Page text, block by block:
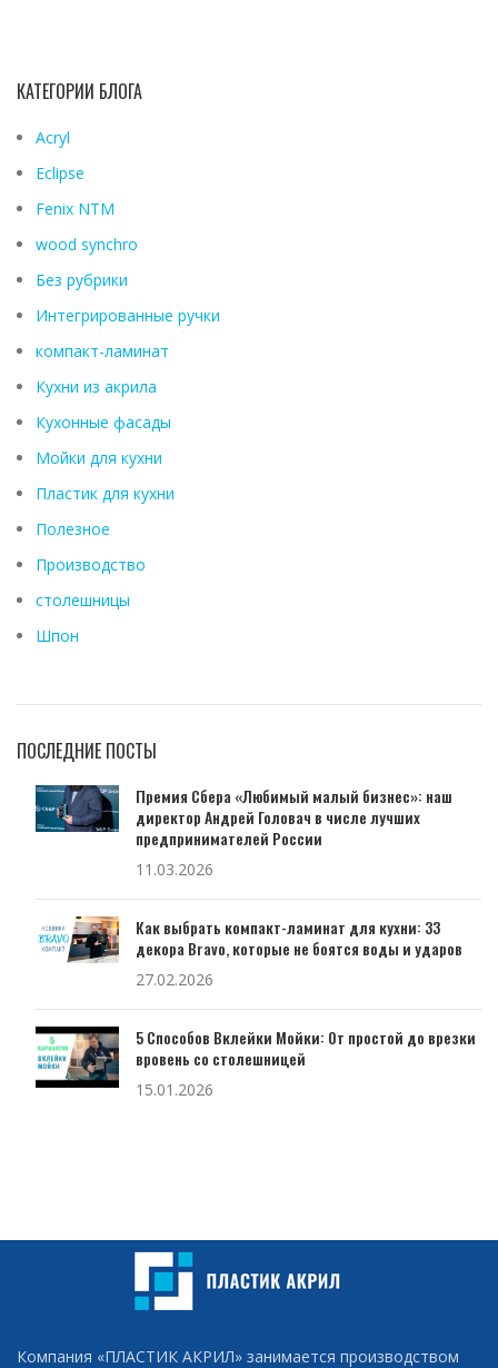
КАТЕГОРИИ БЛОГА
Acryl
Eclipse
Fenix ​​NTM
wood synchro
Без рубрики
Интегрированные ручки
компакт-ламинат
Кухни из акрила
Кухонные фасады
Мойки для кухни
Пластик для кухни
Полезное
Производство
столешницы
Шпон
ПОСЛЕДНИЕ ПОСТЫ
Премия Сбера «Любимый малый бизнес»: наш
директор Андрей Головач в числе лучших
предпринимателей России
11.03.2026
Как выбрать компакт-ламинат для кухни: 33
декора Bravo, которые не боятся воды и ударов
27.02.2026
5 Способов Вклейки Мойки: От простой до врезки
вровень со столешницей
15.01.2026
Компания «ПЛАСТИК АКРИЛ» занимается производством